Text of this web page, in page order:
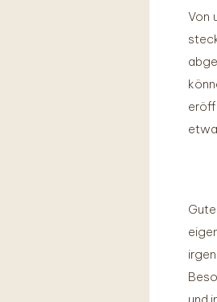
Von